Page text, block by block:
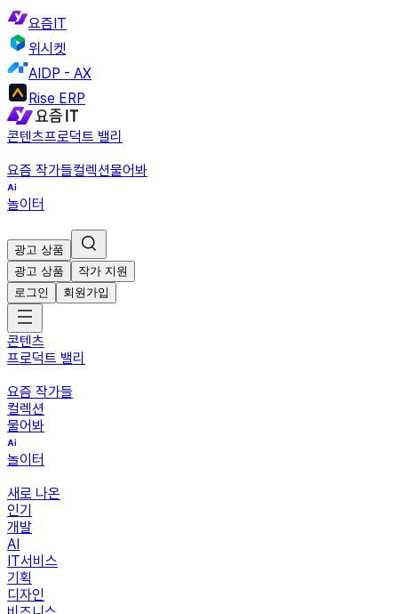
요즘IT
위시켓
AIDP - AX
Rise ERP
콘텐츠프로덕트 밸리
요즘 작가들컬렉션물어봐
놀이터
광고 상품
광고 상품
작가 지원
로그인
회원가입
콘텐츠
프로덕트 밸리
요즘 작가들
컬렉션
물어봐
놀이터
새로 나온
인기
개발
AI
IT서비스
기획
디자인